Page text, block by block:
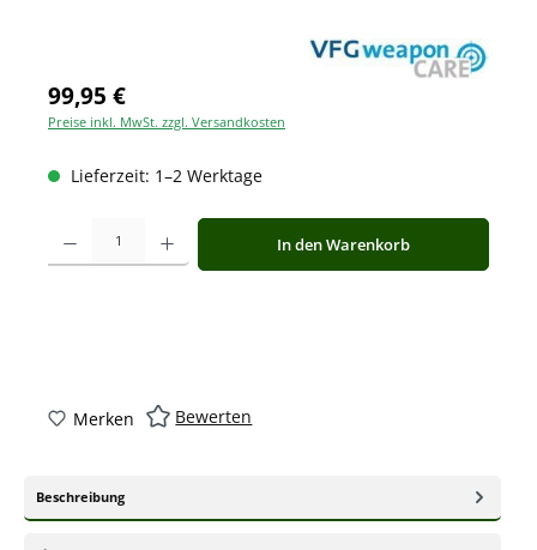
99,95 €
Preise inkl. MwSt. zzgl. Versandkosten
Lieferzeit: 1–2 Werktage
Produkt Anzahl: Gib den gewünschten Wert ein oder benutze die
In den Warenkorb
Merken Bewerten
Beschreibung